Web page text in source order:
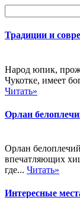
Традиции и
Народ юпик,
Чукотке, имеет
Читать»
Орлан
Орлан
впечатляющих
где... Читать»
Интересные